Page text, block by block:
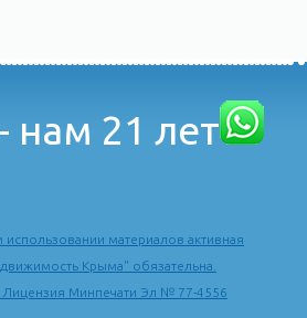
нам 21 лет
материалов активная
Крыма" обязательна.
Минпечати Эл № 77-4556